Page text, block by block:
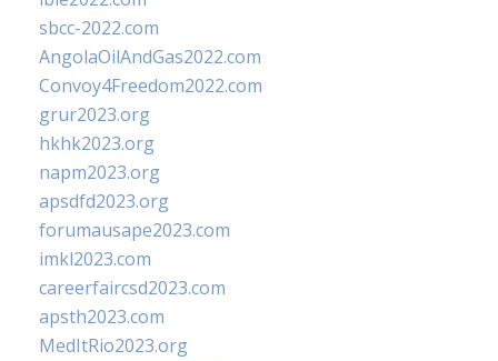
sbcc-2022.com
AngolaOilAndGas2022.com
Convoy4Freedom2022.com
grur2023.org
hkhk2023.org
napm2023.org
apsdfd2023.org
forumausape2023.com
imkl2023.com
careerfaircsd2023.com
apsth2023.com
MedItRio2023.org